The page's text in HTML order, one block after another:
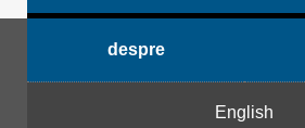
despre
English